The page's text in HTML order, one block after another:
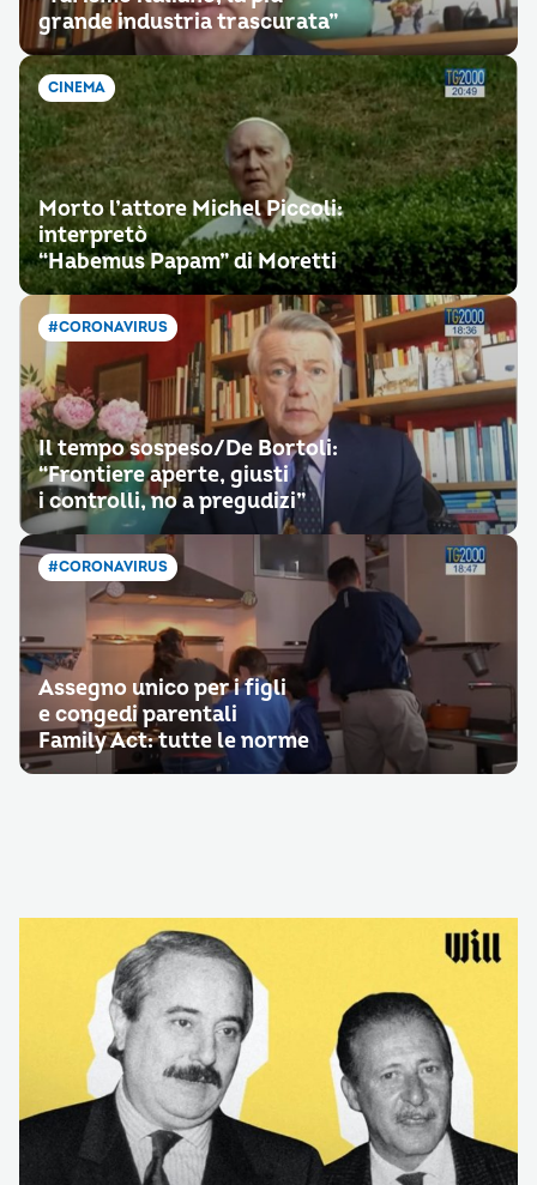
grande industria trascurata”
CINEMA
Morto l’attore Michel Piccoli:
interpretò
“Habemus Papam” di Moretti
#CORONAVIRUS
Il tempo sospeso/De Bortoli:
“Frontiere aperte, giusti
i controlli, no a pregudizi”
#CORONAVIRUS
Assegno unico per i figli
e congedi parentali
Family Act: tutte le norme